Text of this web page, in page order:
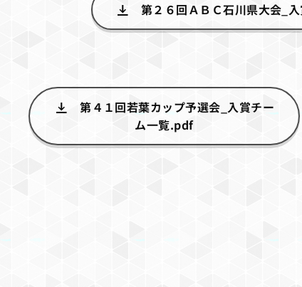
第２６回ＡＢＣ石川県大会_
第４１回若葉カップ予選会_入賞チー
ム一覧.pdf